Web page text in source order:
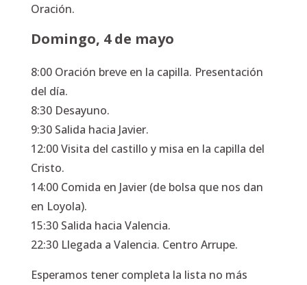
Oración.
Domingo, 4 de mayo
8:00 Oración breve en la capilla. Presentación
del día.
8:30 Desayuno.
9:30 Salida hacia Javier.
12:00 Visita del castillo y misa en la capilla del
Cristo.
14:00 Comida en Javier (de bolsa que nos dan
en Loyola).
15:30 Salida hacia Valencia.
22:30 Llegada a Valencia. Centro Arrupe.
Esperamos tener completa la lista no más